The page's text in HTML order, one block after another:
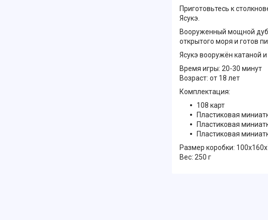
Приготовьтесь к
Ясукэ.
Вооруженный мощной
открытого моря и готов
Ясукэ вооружён катаной
Время игры: 20-30 минут
Возраст: от 18 лет
Комплектация:
108 карт
Пластиковая
Пластиковая
Пластиковая
Размер коробки:
Вес: 250 г